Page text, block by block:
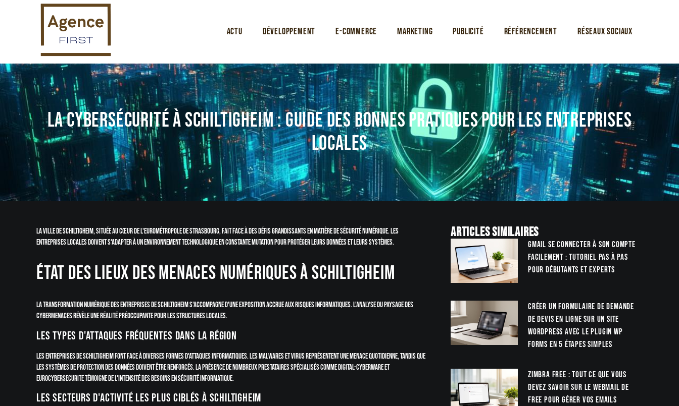
Actu Développement E-commerce Marketing Publicité Référencement Réseaux sociaux
La Cybersécurité à Schiltigheim : Guide des bonnes pratiques pour les entreprises
locales
La ville de Schiltigheim, située au cœur de l'Eurométropole de Strasbourg, fait face à des défis grandissants en matière de sécurité numérique. Les
entreprises locales doivent s'adapter à un environnement technologique en constante mutation pour protéger leurs données et leurs systèmes.
État des lieux des menaces numériques à Schiltigheim
La transformation numérique des entreprises de Schiltigheim s'accompagne d'une exposition accrue aux risques informatiques. L'analyse du paysage des
cybermenaces révèle une réalité préoccupante pour les structures locales.
Les types d'attaques fréquentes dans la région
Les entreprises de Schiltigheim font face à diverses formes d'attaques informatiques. Les malwares et virus représentent une menace quotidienne, tandis que
les systèmes de protection des données doivent être renforcés. La présence de nombreux prestataires spécialisés comme Digital-CyberWare et
Eurocybersecurite témoigne de l'intensité des besoins en sécurité informatique.
Les secteurs d'activité les plus ciblés à Schiltigheim
Articles similaires
Gmail se connecter à son compte
facilement : tutoriel pas à pas
pour débutants et experts
Créer un formulaire de demande
de devis en ligne sur un site
WordPress avec le plugin WP
Forms en 5 étapes simples
Zimbra Free : tout ce que vous
devez savoir sur le webmail de
Free pour gérer vos emails